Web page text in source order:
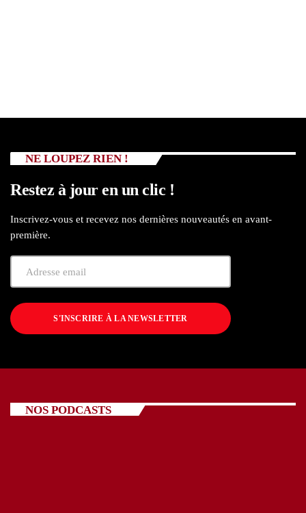
NE LOUPEZ RIEN !
Restez à jour en un clic !
Inscrivez-vous et recevez nos dernières nouveautés en avant-
première.
S'INSCRIRE À LA NEWSLETTER
NOS PODCASTS